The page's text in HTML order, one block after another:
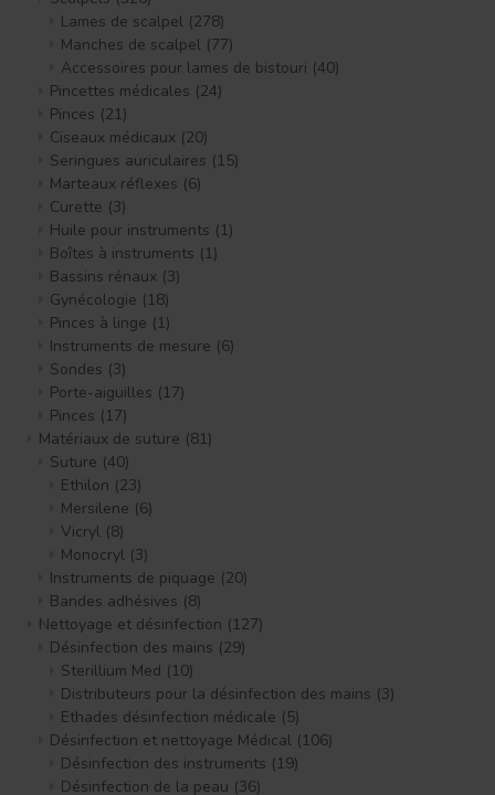
Lames de scalpel (278)
Manches de scalpel (77)
Accessoires pour lames de bistouri (40)
Pincettes médicales (24)
Pinces (21)
Ciseaux médicaux (20)
Seringues auriculaires (15)
Marteaux réflexes (6)
Curette (3)
Huile pour instruments (1)
Boîtes à instruments (1)
Bassins rénaux (3)
Gynécologie (18)
Pinces à linge (1)
Instruments de mesure (6)
Sondes (3)
Porte-aiguilles (17)
Pinces (17)
Matériaux de suture (81)
Suture (40)
Ethilon (23)
Mersilene (6)
Vicryl (8)
Monocryl (3)
Instruments de piquage (20)
Bandes adhésives (8)
Nettoyage et désinfection (127)
Désinfection des mains (29)
Sterillium Med (10)
Distributeurs pour la désinfection des mains (3)
Ethades désinfection médicale (5)
Désinfection et nettoyage Médical (106)
Désinfection des instruments (19)
Désinfection de la peau (36)